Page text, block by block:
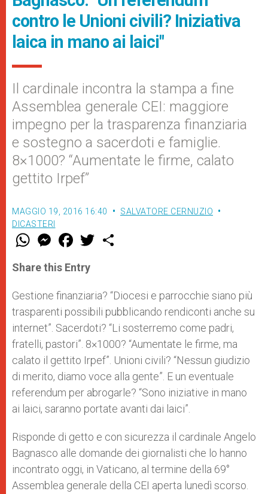
contro le Unioni civili? Iniziativa
laica in mano ai laici"
Il cardinale incontra la stampa a fine
Assemblea generale CEI: maggiore
impegno per la trasparenza finanziaria
e sostegno a sacerdoti e famiglie.
8×1000? “Aumentate le firme, calato
gettito Irpef”
MAGGIO 19, 2016 16:40
SALVATORE CERNUZIO
DICASTERI
W
t
s
p
p
M
e
s
e
g
e
r
F
a
e
b
o
k
w
r
Share this Entry
Gestione finanziaria? “Diocesi e parrocchie siano più
trasparenti possibili pubblicando rendiconti anche su
internet”. Sacerdoti? “Li sosterremo come padri,
fratelli, pastori”. 8×1000? “Aumentate le firme, ma
calato il gettito Irpef”. Unioni civili? “Nessun giudizio
di merito, diamo voce alla gente”. E un eventuale
referendum per abrogarle? “Sono iniziative in mano
ai laici, saranno portate avanti dai laici”.
Risponde di getto e con sicurezza il cardinale Angelo
Bagnasco alle domande dei giornalisti che lo hanno
incontrato oggi, in Vaticano, al termine della 69°
Assemblea generale della CEI aperta lunedì scorso.